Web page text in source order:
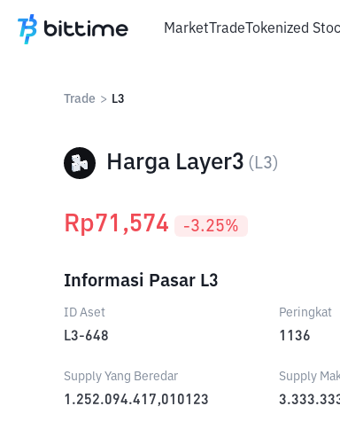
MarketTradeTokenized
Trade > L3
Harga Layer3 ( L3)
Rp71,574 -3.25%
Informasi Pasar L3
ID Aset
L3-648
Peringkat
1136
Supply Yang Beredar
1.252.094.417,010123
Supply